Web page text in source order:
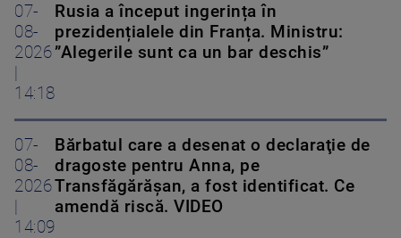
07-
08-
2026
14:18
Rusia a început ingerința în
prezidențialele din Franța. Ministru:
”Alegerile sunt ca un bar deschis”
07-
08-
2026
14:09
Bărbatul care a desenat o declaraţie de
dragoste pentru Anna, pe
Transfăgărăşan, a fost identificat. Ce
amendă riscă. VIDEO